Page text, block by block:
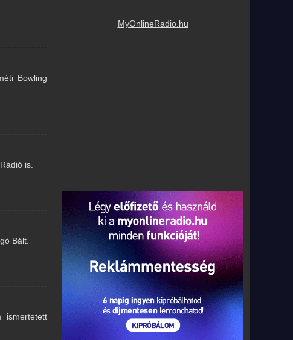
MyOnlineRadio.hu
Bowling
is.
Bált.
ismertetett